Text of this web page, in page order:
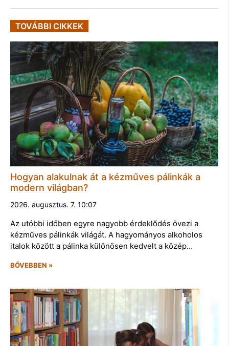
TOVÁBBI CIKKEK
Hogyan alakulnak át a kézműves pálinkák a
modern világban?
2026. augusztus. 7. 10:07
Az utóbbi időben egyre nagyobb érdeklődés övezi a
kézműves pálinkák világát. A hagyományos alkoholos
italok között a pálinka különösen kedvelt a közép…
BŐVEBBEN »